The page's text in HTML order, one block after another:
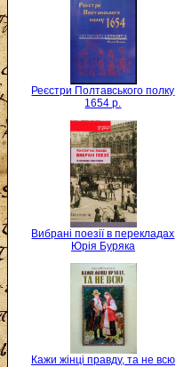
Реєстри Полтавського полку
1654 р.
Вибрані поезії в перекладах
Юрія Буряка
Кажи жінці правду, та не всю